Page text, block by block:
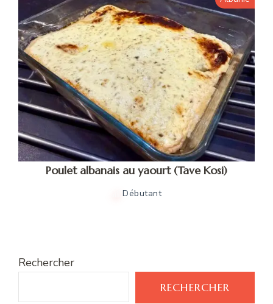
Poulet albanais au yaourt (Tave Kosi)
Débutant
Rechercher
RECHERCHER